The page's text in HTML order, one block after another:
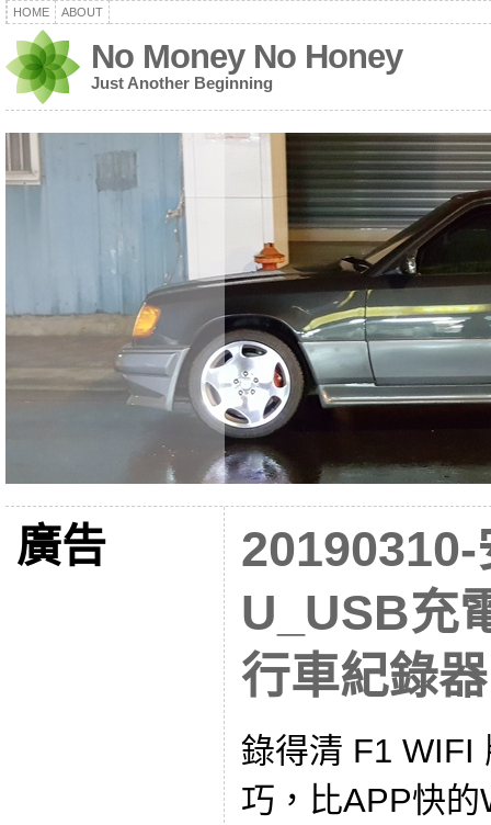
HOME ABOUT
No Money No Honey
Just Another Beginning
廣告
U_USB充
行車紀錄器
錄得清 F1 WIFI
巧，比APP快的